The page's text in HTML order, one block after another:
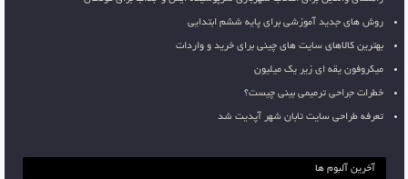
روش های جدید آموزشی برای پایه ششم ابتدایی
بهترین کالاهای سایت های چینی برای خرید و واردات
میکروفون یقه ای زیر یک میلیون
خطرات جراحی ترمیمی بینی چیست؟
تعرفه طراحی سایت تابان شهر آپدیت شد
آخرین آلبوم ها